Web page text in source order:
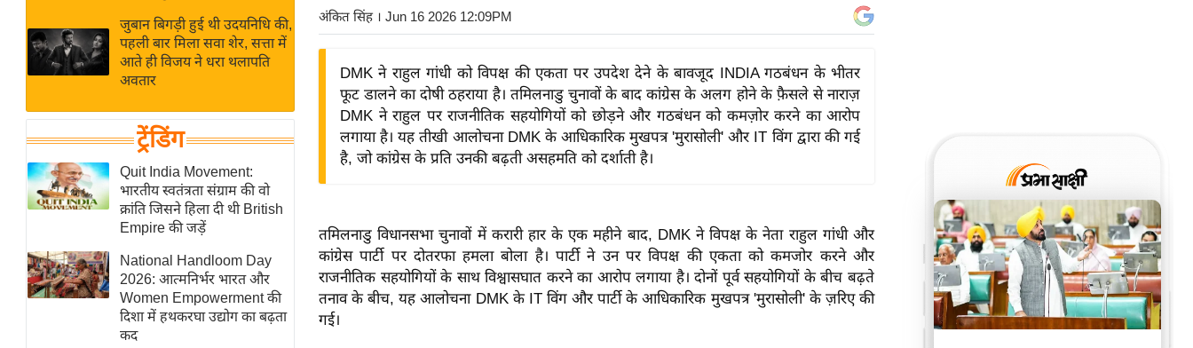
ई-पेपर
मिसाल बेमिसाल
शख्सियत
यंग इंडिया
साहित्य जगत
ऑटो वर्ल्ड
न्यूज ब्रीफ
मनोरंजन जगत
बॉलीवुड
हॉलीवुड
फिल्म समीक्षा
Breaking
जुबान बिगड़ी हुई थी उदयनिधि की,
पहली बार मिला सवा शेर, सत्ता में
आते ही विजय ने धरा थलापति
अवतार
ट्रेंडिंग
Quit India Movement:
भारतीय स्वतंत्रता संग्राम की वो
क्रांति जिसने हिला दी थी British
Empire की जड़ें
National Handloom Day
2026: आत्मनिर्भर भारत और
Women Empowerment की
दिशा में हथकरघा उद्योग का बढ़ता
कद
अंकित सिंह। Jun 16 2026 12:09PM
DMK ने राहुल गांधी को विपक्ष की एकता पर उपदेश देने के बावजूद INDIA गठबंधन के भीतर
फूट डालने का दोषी ठहराया है। तमिलनाडु चुनावों के बाद कांग्रेस के अलग होने के फ़ैसले से नाराज़
DMK ने राहुल पर राजनीतिक सहयोगियों को छोड़ने और गठबंधन को कमज़ोर करने का आरोप
लगाया है। यह तीखी आलोचना DMK के आधिकारिक मुखपत्र 'मुरासोली' और IT विंग द्वारा की गई
है, जो कांग्रेस के प्रति उनकी बढ़ती असहमति को दर्शाती है।
तमिलनाडु विधानसभा चुनावों में करारी हार के एक महीने बाद, DMK ने विपक्ष के नेता राहुल गांधी और
कांग्रेस पार्टी पर दोतरफा हमला बोला है। पार्टी ने उन पर विपक्ष की एकता को कमजोर करने और
राजनीतिक सहयोगियों के साथ विश्वासघात करने का आरोप लगाया है। दोनों पूर्व सहयोगियों के बीच बढ़ते
तनाव के बीच, यह आलोचना DMK के IT विंग और पार्टी के आधिकारिक मुखपत्र 'मुरासोली' के ज़रिए की
गई।